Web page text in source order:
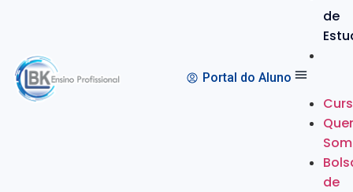
de
de
Portal do Aluno